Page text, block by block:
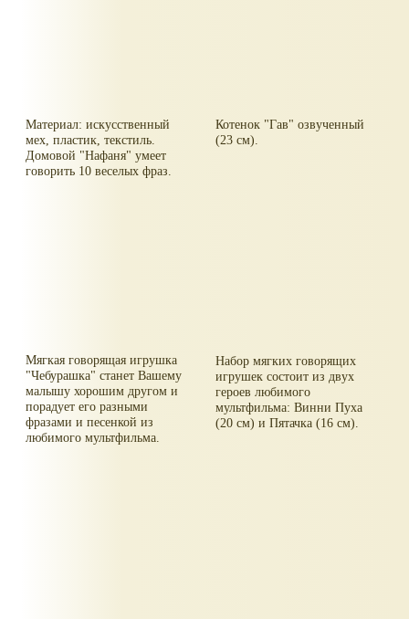
Материал: искусственный
мех, пластик, текстиль.
Домовой "Нафаня" умеет
говорить 10 веселых фраз.
Котенок "Гав" озвученный
(23 см).
Мягкая говорящая игрушка
"Чебурашка" станет Вашему
малышу хорошим другом и
порадует его разными
фразами и песенкой из
любимого мультфильма.
Набор мягких говорящих
игрушек состоит из двух
героев любимого
мультфильма: Винни Пуха
(20 см) и Пятачка (16 см).